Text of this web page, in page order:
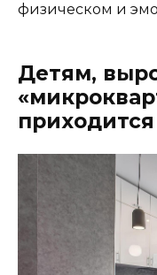
физическом и
Детям,